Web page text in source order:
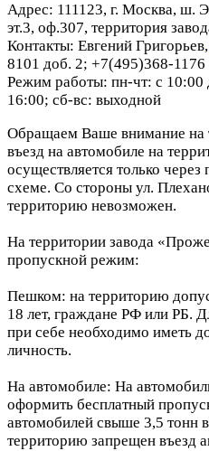
Адрес: 111123, г. Москва, ш.
эт.3, оф.307, территория
Контакты: Евгений Григорьев,
8101 доб. 2; +7(495)368-1176
Режим работы: пн-чт: с 10:00
16:00; сб-вс: выходной
Обращаем Ваше внимание на
въезд на автомобиле на
осуществляется только
схеме. Со стороны ул.
территорию невозможен.
На территории завода
пропускной режим:
Пешком: на территорию
18 лет, граждане РФ или РБ.
при себе необходимо иметь
личность.
На автомобиле: На
оформить бесплатный
автомобилей свыше 3,5 тонн
территорию запрещен въезд